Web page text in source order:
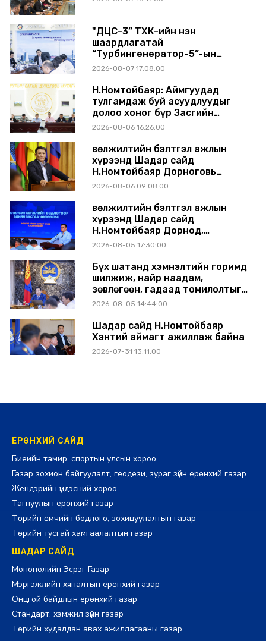
"ДЦС-3” ТӨХК-ийн нэн
шаардлагатай
“Турбингенератор-5”-ын
шинэчлэлийн төсвийг
2026-08-07 17:08:00
Н.Номтойбаяр: Аймгуудад
тулгамдаж буй асуудлуудыг
долоо хоног бүр Засгийн
газрын хуралдаанд
2026-08-06 16:26:00
Өвөлжилтийн бэлтгэл ажлын
хүрээнд Шадар сайд
Н.Номтойбаяр Дорноговь
аймагт ажиллав
2026-08-06 09:08:00
Өвөлжилтийн бэлтгэл ажлын
хүрээнд Шадар сайд
Н.Номтойбаяр Дорнод,
Сүхбаатар аймагт ажиллав
2026-08-05 17:30:00
Бүх шатанд хэмнэлтийн горимд
шилжиж, найр наадам,
зөвлөгөөн, гадаад томилолтыг
хориглолоо
2026-08-05 14:44:00
Шадар сайд Н.Номтойбаяр
Хэнтий аймагт ажиллаж байна
2026-07-31 13:11:00
ЕРӨНХИЙ САЙД
Биеийн тамир, спортын улсын хороо
Газар зохион байгуулалт, геодези, зураг зүйн ерөнхий газар
Жендэрийн үндэсний хороо
Тагнуулын ерөнхий газар
Төрийн өмчийн бодлого, зохицуулалтын газар
Төрийн тусгай хамгаалалтын газар
ШАДАР САЙД
Монополийн Эсрэг Газар
Мэргэжлийн хяналтын ерөнхий газар
Онцгой байдлын ерөнхий газар
Стандарт, хэмжил зүйн газар
Төрийн худалдан авах ажиллагааны газар